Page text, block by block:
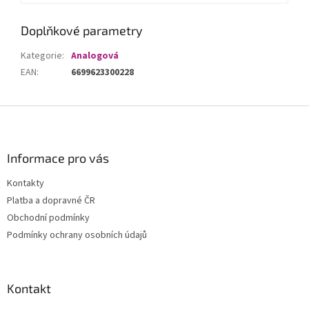
Doplňkové parametry
Kategorie: Analogová
EAN: 6699623300228
Informace pro vás
Kontakty
Platba a dopravné ČR
Obchodní podmínky
Podmínky ochrany osobních údajů
Kontakt